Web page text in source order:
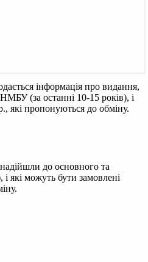
інформація про видання,
(за останні 10-15 років), і
які пропонуються до обміну.
до основного та
які можуть бути замовлені